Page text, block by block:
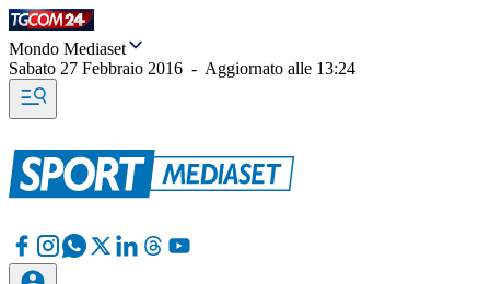
Mondo Mediaset
Sabato 27 Febbraio 2016 - Aggiornato alle 13:24